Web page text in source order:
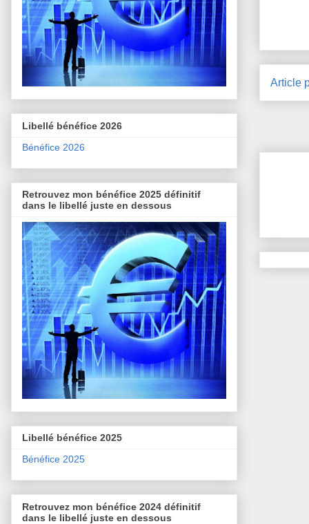
Article
Libellé bénéfice 2026
Bénéfice 2026
Retrouvez mon bénéfice 2025 définitif
dans le libellé juste en dessous
Libellé bénéfice 2025
Bénéfice 2025
Retrouvez mon bénéfice 2024 définitif
dans le libellé juste en dessous